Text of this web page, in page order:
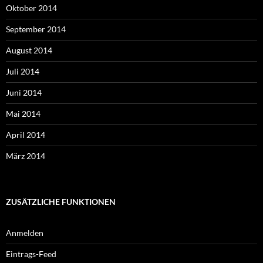
Oktober 2014
September 2014
August 2014
Juli 2014
Juni 2014
Mai 2014
April 2014
März 2014
ZUSÄTZLICHE FUNKTIONEN
Anmelden
Eintrags-Feed